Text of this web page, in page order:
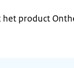
het product